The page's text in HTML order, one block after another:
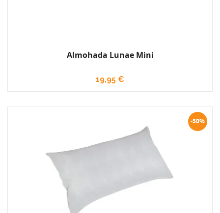
Almohada Lunae Mini
19,95 €
-50%